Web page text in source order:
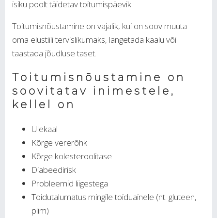
isiku poolt täidetav toitumispäevik.
Toitumisnõustamine on vajalik, kui on soov muuta
oma elustiili tervislikumaks, langetada kaalu või
taastada jõudluse taset.
Toitumisnõustamine on
soovitatav inimestele,
kellel on
Ülekaal
Kõrge vererõhk
Kõrge kolesteroolitase
Diabeedirisk
Probleemid liigestega
Toidutalumatus mingile toiduainele (nt. gluteen,
piim)